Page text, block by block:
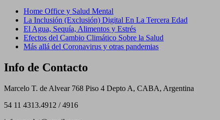
Home Office y Salud Mental
La Inclusión (Exclusión) Digital En La Tercera Edad
El Agua, Sequía, Alimentos y Estrés
Efectos del Cambio Climático Sobre la Salud
Más allá del Coronavirus y otras pandemias
Info de Contacto
Marcelo T. de Alvear 768 Piso 4 Depto A, CABA, Argentina
54 11 4313.4912 / 4916